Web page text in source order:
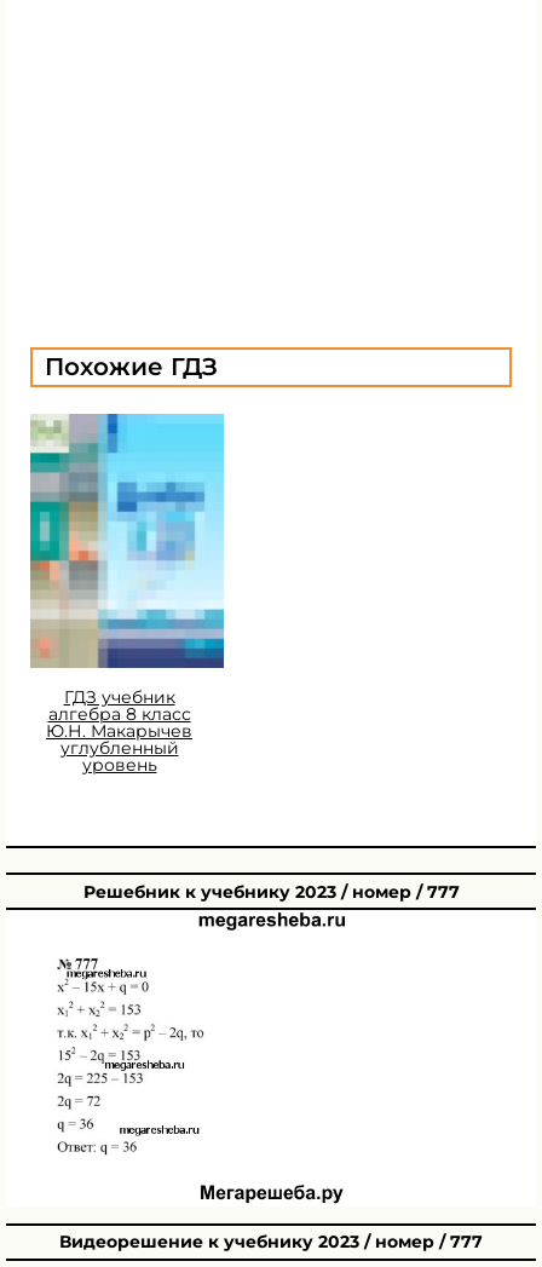
Похожие ГДЗ
ГДЗ учебник
алгебра 8 класс
Ю.Н. Макарычев
углубленный
уровень
Решебник к учебнику 2023 / номер / 777
Видеорешение к учебнику 2023 / номер / 777